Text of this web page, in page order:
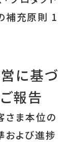
補充原則 1
に基づ
報告
さま本位の
および進捗